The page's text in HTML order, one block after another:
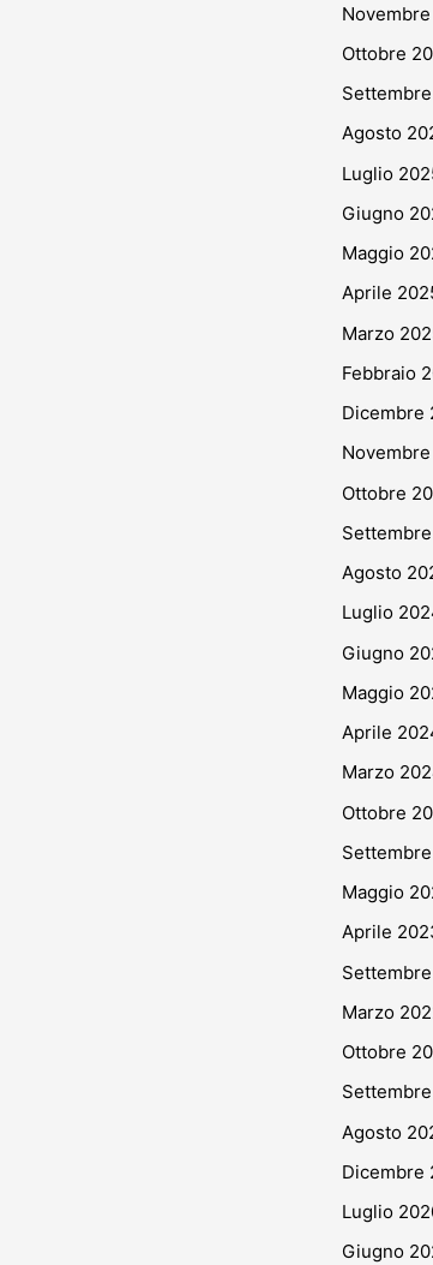
Ottobre
Agosto
Luglio
Giugno
Maggio
Aprile
Marzo
Febbraio
Dicembre
Ottobre
Agosto
Luglio
Giugno
Maggio
Aprile
Marzo
Ottobre
Maggio
Aprile
Marzo
Ottobre
Agosto
Dicembre
Luglio
Giugno